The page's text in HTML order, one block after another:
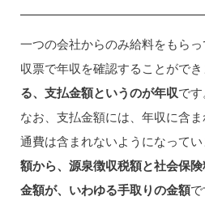
一つの会社からのみ給料をもら
収票で年収を確認することができ
る、支払金額というのが年収です
なお、支払金額には、年収に含
通費は含まれないようになってい
額から、源泉徴収税額と社会保
金額が、いわゆる手取りの金額で